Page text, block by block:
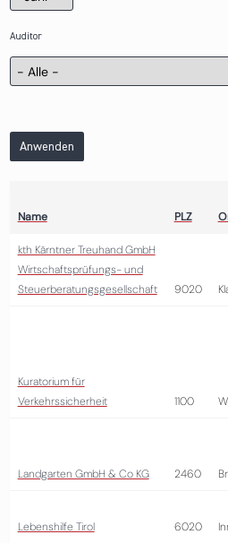
Auditor
Anwenden
Name PLZ
kth Kärntner Treuhand GmbH
Wirtschaftsprüfungs- und
Steuerberatungsgesellschaft
9020
Kuratorium für
Verkehrssicherheit
1100
Landgarten GmbH & Co KG 2460
Lebenshilfe Tirol 6020